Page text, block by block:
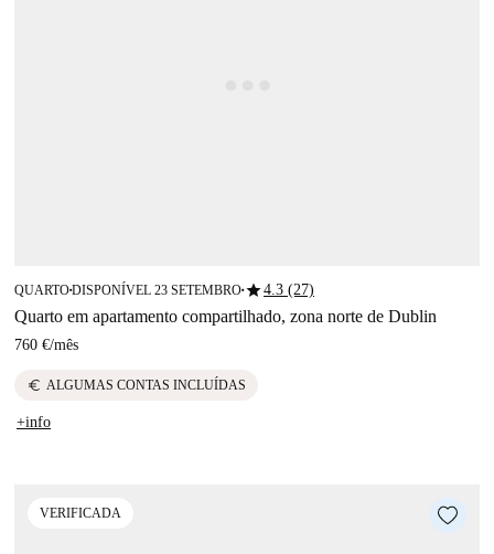
QUARTO■DISPONÍVEL 23 SETEMBRO■star4.3 (27)
Quarto em apartamento compartilhado, zona norte de Dublin
760 €/mês
euro ALGUMAS CONTAS INCLUÍDAS
+info
VERIFICADA